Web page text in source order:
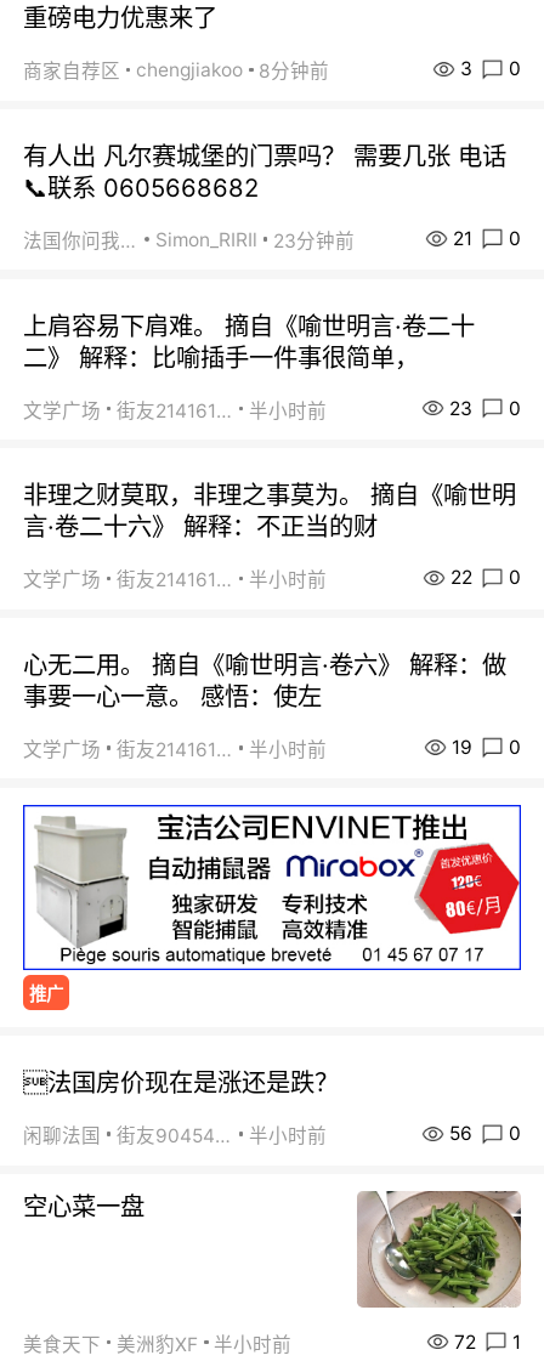
重磅电力优惠来了
商家自荐区 chengjiakoo 8分钟前 3 0
有人出 凡尔赛城堡的门票吗？ 需要几张 电话
📞联系 0605668682
法国你问我答 Simon_RIRIl 23分钟前 21 0
上肩容易下肩难。 摘自《喻世明言·卷二十
二》 解释：比喻插手一件事很简单，
文学广场 街友21416156 半小时前 23 0
非理之财莫取，非理之事莫为。 摘自《喻世明
言·卷二十六》 解释：不正当的财
文学广场 街友21416156 半小时前 22 0
心无二用。 摘自《喻世明言·卷六》 解释：做
事要一心一意。 感悟：使左
文学广场 街友21416156 半小时前 19 0
推广
法国房价现在是涨还是跌？
闲聊法国 街友90454511 半小时前 56 0
空心菜一盘
美食天下 美洲豹XF 半小时前 72 1